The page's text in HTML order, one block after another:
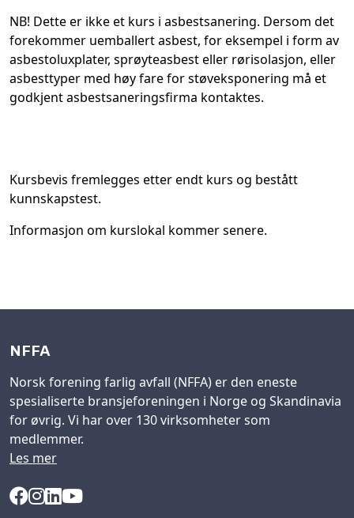
NB! Dette er ikke et kurs i asbestsanering. Dersom det
forekommer uemballert asbest, for eksempel i form av
asbestoluxplater, sprøyteasbest eller rørisolasjon, eller
asbesttyper med høy fare for støveksponering må et
godkjent asbestsaneringsfirma kontaktes.
Kursbevis fremlegges etter endt kurs og bestått
kunnskapstest.
Informasjon om kurslokal kommer senere.
NFFA
Norsk forening farlig avfall (NFFA) er den eneste
spesialiserte bransjeforeningen i Norge og Skandinavia
for øvrig. Vi har over 130 virksomheter som
medlemmer.
Les mer